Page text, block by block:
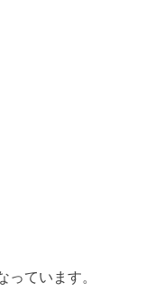
ています。